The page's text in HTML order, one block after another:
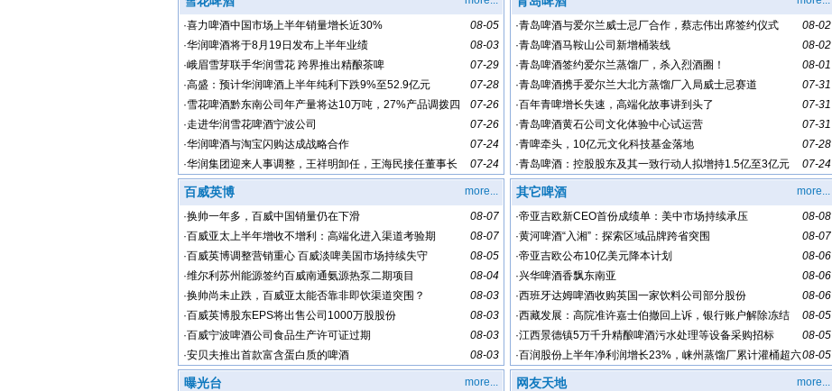
08-05
·喜力啤酒中国市场上半年销量增长近30%
08-03
·华润啤酒将于8月19日发布上半年业绩
07-29
·峨眉雪芽联手华润雪花 跨界推出精酿茶啤
07-28
·高盛：预计华润啤酒上半年纯利下跌9%至52.9亿元
07-26
·雪花啤酒黔东南公司年产量将达10万吨，27%产品调拨四
川
07-26
·走进华润雪花啤酒宁波公司
07-24
·华润啤酒与淘宝闪购达成战略合作
07-24
·华润集团迎来人事调整，王祥明卸任，王海民接任董事长
08-02
·青岛啤酒与爱尔兰威士忌厂合作，蔡志伟出席签约仪式
08-02
·青岛啤酒马鞍山公司新增桶装线
08-01
·青岛啤酒签约爱尔兰蒸馏厂，杀入烈酒圈！
07-31
·青岛啤酒携手爱尔兰大北方蒸馏厂入局威士忌赛道
07-31
·百年青啤增长失速，高端化故事讲到头了
07-31
·青岛啤酒黄石公司文化体验中心试运营
07-28
·青啤牵头，10亿元文化科技基金落地
07-24
·青岛啤酒：控股股东及其一致行动人拟增持1.5亿至3亿元
more...
百威英博
08-07
·换帅一年多，百威中国销量仍在下滑
08-07
·百威亚太上半年增收不增利：高端化进入渠道考验期
08-05
·百威英博调整营销重心 百威淡啤美国市场持续失守
08-04
·维尔利苏州能源签约百威南通氨源热泵二期项目
08-03
·换帅尚未止跌，百威亚太能否靠非即饮渠道突围？
08-03
·百威英博股东EPS将出售公司1000万股股份
08-03
·百威宁波啤酒公司食品生产许可证过期
08-03
·安贝夫推出首款富含蛋白质的啤酒
more...
其它啤酒
08-08
·帝亚吉欧新CEO首份成绩单：美中市场持续承压
08-07
·黄河啤酒“入湘”：探索区域品牌跨省突围
08-06
·帝亚吉欧公布10亿美元降本计划
08-06
·兴华啤酒香飘东南亚
08-06
·西班牙达姆啤酒收购英国一家饮料公司部分股份
08-05
·西藏发展：高院准许嘉士伯撤回上诉，银行账户解除冻结
08-05
·江西景德镇5万千升精酿啤酒污水处理等设备采购招标
08-05
·百润股份上半年净利润增长23%，崃州蒸馏厂累计灌桶超六
十万桶
more...
曝光台 more...
网友天地